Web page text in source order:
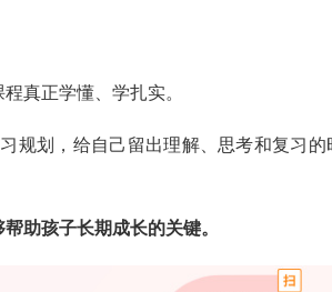
真正学懂、学扎实。
规划，给自己留出理解、思考和复习的
助孩子长期成长的关键。